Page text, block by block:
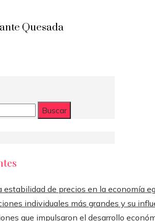
Quesada
estabilidad de precios en la economía
individuales más grandes y su
que impulsaron el desarrollo